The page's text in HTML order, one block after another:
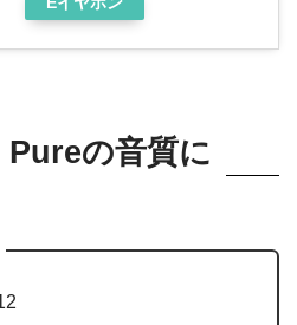
の音質に